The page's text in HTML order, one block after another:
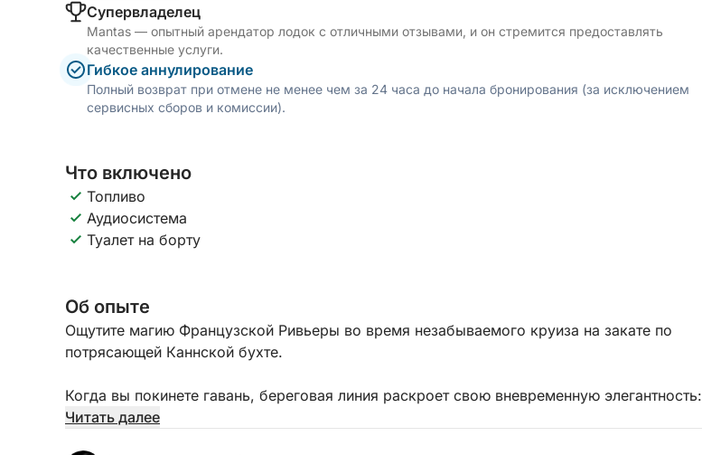
Cупервладелец
Mantas — опытный арендатор лодок с отличными отзывами, и он стремится предоставлять
качественные услуги.
Гибкое аннулирование
Полный возврат при отмене не менее чем за 24 часа до начала бронирования (за исключением
сервисных сборов и комиссии).
Что включено
Топливо
Аудиосистема
Туалет на борту
Об опыте
Ощутите магию Французской Ривьеры во время незабываемого круиза на закате по
потрясающей Каннской бухте.
Когда вы покинете гавань, береговая линия раскроет свою вневременную элегантность:
золотистый свет будет отражаться в воде, а город постепенно перейдет в вечернюю
Читать далее